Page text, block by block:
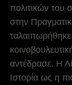
πολιτικών
στην
αντέδρασε. Η
Ιστορία ως η